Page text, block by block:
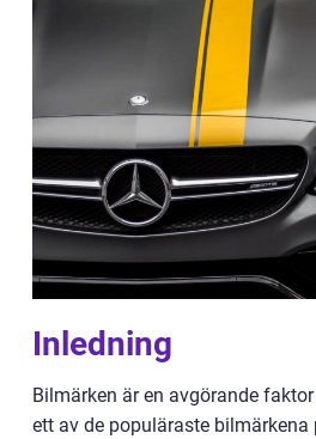
Inledning
Bilmärken är en avgörande
ett av de populäraste